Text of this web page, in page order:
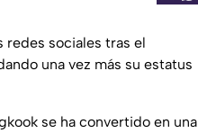
redes sociales tras el
una vez más su estatus
se ha convertido en una